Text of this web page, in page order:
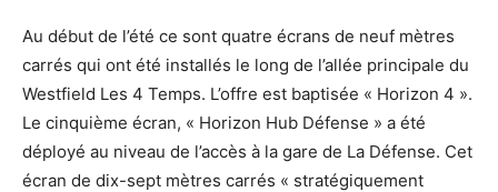
Au début de l’été ce sont quatre écrans de neuf mètres
carrés qui ont été installés le long de l’allée principale du
Westfield Les 4 Temps. L’offre est baptisée « Horizon 4 ».
Le cinquième écran, « Horizon Hub Défense » a été
déployé au niveau de l’accès à la gare de La Défense. Cet
écran de dix-sept mètres carrés « stratégiquement